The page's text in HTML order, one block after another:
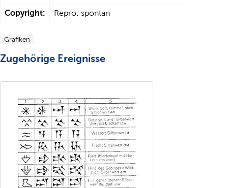
Copyright: Repro: spontan
Grafiken
Zugehörige Ereignisse